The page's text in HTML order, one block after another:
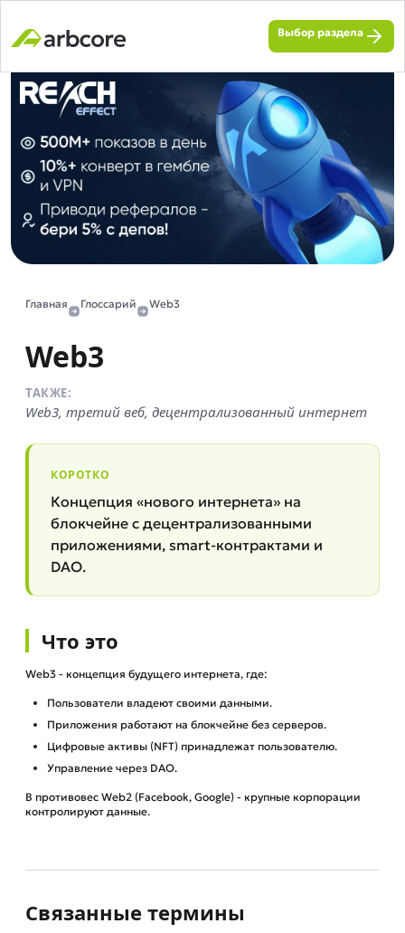
Выбор раздела
Главная Глоссарий Web3
Web3
ТАКЖЕ:
Web3, третий веб, децентрализованный интернет
КОРОТКО
Концепция «нового интернета» на
блокчейне с децентрализованными
приложениями, smart-контрактами и
DAO.
Что это
Web3 - концепция будущего интернета, где:
Пользователи владеют своими данными.
Приложения работают на блокчейне без серверов.
Цифровые активы (NFT) принадлежат пользователю.
Управление через DAO.
В противовес Web2 (Facebook, Google) - крупные корпорации
контролируют данные.
Связанные термины